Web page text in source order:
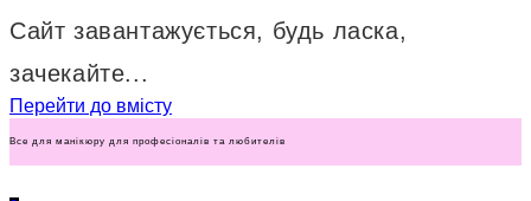
Сайт завантажується, будь ласка,
зачекайте...
Перейти до вмісту
Все для манікюру для професіоналів та любителів